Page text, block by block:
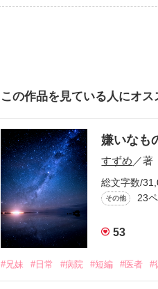
この作品を見ている人にオス
嫌いなも
すずめ ／著
総文字数/
その他 23
53
#兄妹 #日常 #病院 #短編 #医者 #